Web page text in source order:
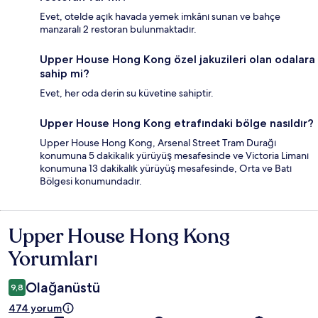
Evet, otelde açık havada yemek imkânı sunan ve bahçe
manzaralı 2 restoran bulunmaktadır.
Upper House Hong Kong özel jakuzileri olan odalara
sahip mi?
Evet, her oda derin su küvetine sahiptir.
Upper House Hong Kong etrafındaki bölge nasıldır?
Upper House Hong Kong, Arsenal Street Tram Durağı
konumuna 5 dakikalık yürüyüş mesafesinde ve Victoria Limanı
konumuna 13 dakikalık yürüyüş mesafesinde, Orta ve Batı
Bölgesi konumundadır.
Yorumlar
Upper House Hong Kong
Yorumları
9,8 Olağanüstü
474 yorum